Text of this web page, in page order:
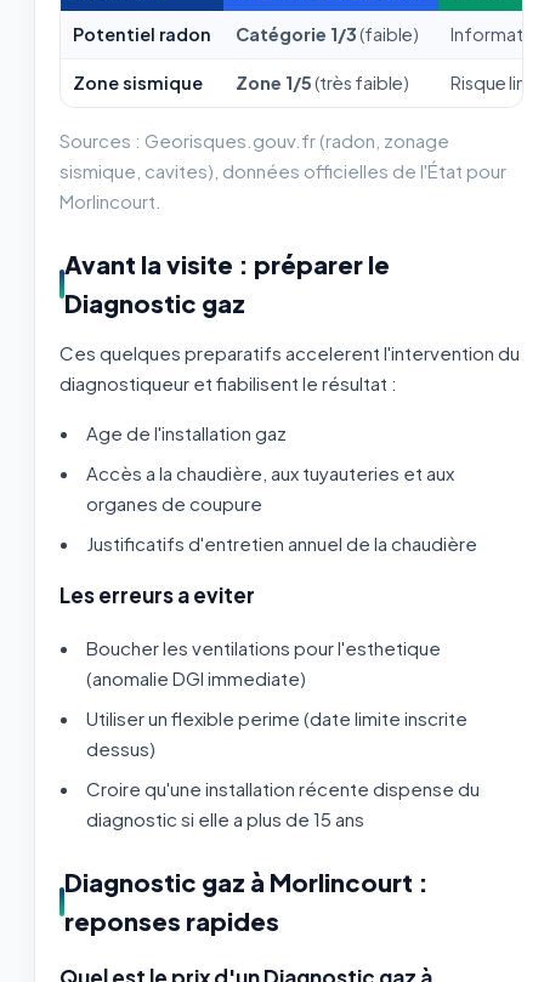
Potentiel radon Catégorie 1/3(faible)
Zone sismique Zone 1/5(très faible) Risque
Sources : Georisques.gouv.fr (radon, zonage
sismique, cavites), données officielles de l'État pour
Morlincourt.
Avant la visite : préparer le
Diagnostic gaz
Ces quelques preparatifs accelerent l'intervention du
diagnostiqueur et fiabilisent le résultat :
Age de l'installation gaz
Accès a la chaudière, aux tuyauteries et aux
organes de coupure
Justificatifs d'entretien annuel de la chaudière
Les erreurs a eviter
Boucher les ventilations pour l'esthetique
(anomalie DGI immediate)
Utiliser un flexible perime (date limite inscrite
dessus)
Croire qu'une installation récente dispense du
diagnostic si elle a plus de 15 ans
Diagnostic gaz à Morlincourt :
reponses rapides